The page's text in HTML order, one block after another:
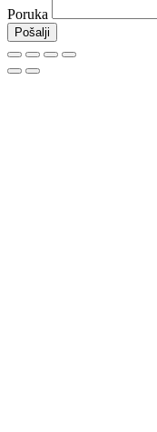
Poruka
Pošalji